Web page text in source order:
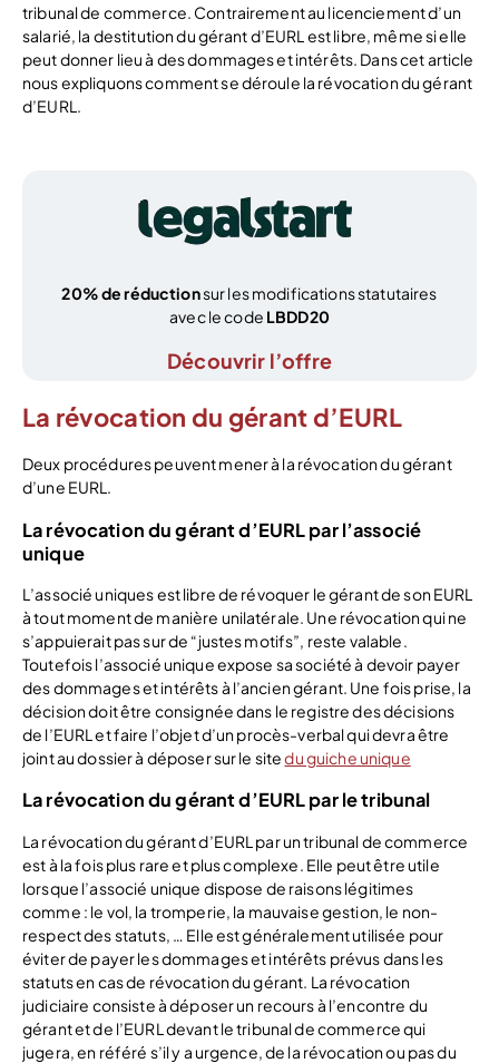
tribunal de commerce. Contrairement au licenciement d’un
salarié, la destitution du gérant d’EURL est libre, même si elle
peut donner lieu à des dommages et intérêts. Dans cet article
nous expliquons comment se déroule la révocation du gérant
d’EURL.
20% de réductionsur les modifications statutaires
avec le code LBDD20
Découvrir l’offre
La révocation du gérant d’EURL
Deux procédures peuvent mener à la révocation du gérant
d’une EURL.
La révocation du gérant d’EURL par l’associé
unique
L’associé uniques est libre de révoquer le gérant de son EURL
à tout moment de manière unilatérale. Une révocation qui ne
s’appuierait pas sur de “justes motifs”, reste valable.
Toutefois l’associé unique expose sa société à devoir payer
des dommages et intérêts à l’ancien gérant. Une fois prise, la
décision doit être consignée dans le registre des décisions
de l’EURL et faire l’objet d’un procès-verbal qui devra être
joint au dossier à déposer sur le sitedu guiche unique
La révocation du gérant d’EURL par le tribunal
La révocation du gérant d’EURL par un tribunal de commerce
est à la fois plus rare et plus complexe. Elle peut être utile
lorsque l’associé unique dispose de raisons légitimes
comme : le vol, la tromperie, la mauvaise gestion, le non-
respect des statuts, … Elle est généralement utilisée pour
éviter de payer les dommages et intérêts prévus dans les
statuts en cas de révocation du gérant. La révocation
judiciaire consiste à déposer un recours à l’encontre du
gérant et de l’EURL devant le tribunal de commerce qui
jugera, en référé s’il y a urgence, de la révocation ou pas du